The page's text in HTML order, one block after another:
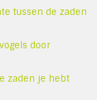
tussen de zaden
door
zaden je hebt